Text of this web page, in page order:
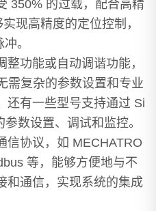
350% 的过载，配合高精
现高精度的定位控制，
。
整功能或自动调谐功能，
需复杂的参数设置和专业
还有一些型号支持通过 Si
数设置、调试和监控。
信协议，如 MECHATRO
等，能够方便地与不
和通信，实现系统的集成